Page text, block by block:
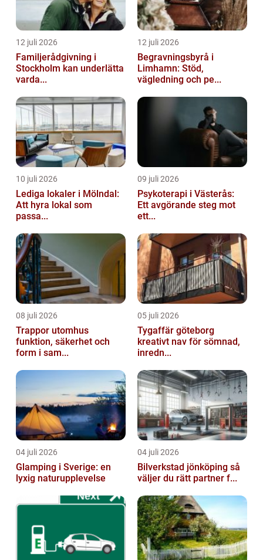
12 juli 2026
Familjerådgivning i
Stockholm kan underlätta
varda...
12 juli 2026
Begravningsbyrå i
Limhamn: Stöd,
vägledning och pe...
10 juli 2026
Lediga lokaler i Mölndal:
Att hyra lokal som
passa...
09 juli 2026
Psykoterapi i Västerås:
Ett avgörande steg mot
ett...
08 juli 2026
Trappor utomhus
funktion, säkerhet och
form i sam...
05 juli 2026
Tygaffär göteborg
kreativt nav för sömnad,
inredn...
04 juli 2026
Glamping i Sverige: en
lyxig naturupplevelse
04 juli 2026
Bilverkstad jönköping så
väljer du rätt partner f...